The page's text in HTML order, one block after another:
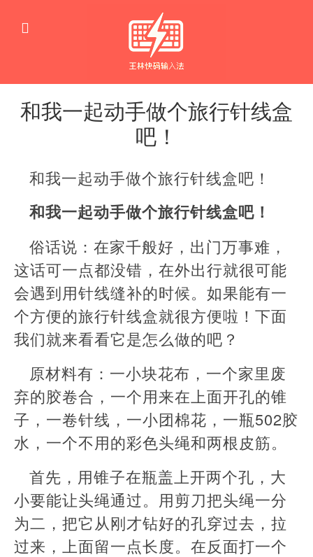
和我一起动手做个旅行针线盒
吧！
窍
门
和我一起动手做个旅行针线盒吧！
和我一起动手做个旅行针线盒吧！
俗话说：在家千般好，出门万事难，
这话可一点都没错，在外出行就很可能
会遇到用针线缝补的时候。如果能有一
个方便的旅行针线盒就很方便啦！下面
我们就来看看它是怎么做的吧？
原材料有：一小块花布，一个家里废
弃的胶卷合，一个用来在上面开孔的锥
子，一卷针线，一小团棉花，一瓶502胶
水，一个不用的彩色头绳和两根皮筋。
首先，用锥子在瓶盖上开两个孔，大
小要能让头绳通过。用剪刀把头绳一分
为二，把它从刚才钻好的孔穿过去，拉
过来，上面留一点长度。在反面打一个